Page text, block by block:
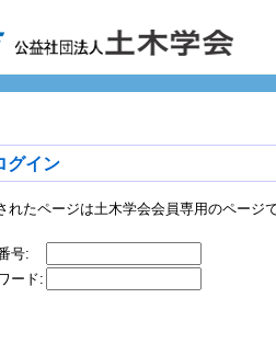
グイン
れたページは土木学会会員専用のページ
号:
ード: